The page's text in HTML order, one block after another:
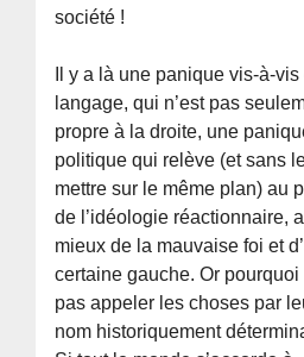
société !
Il y a là une panique vis-à-vis
langage, qui n’est pas
propre à la droite, une
politique qui relève (et sans
mettre sur le même plan) au
de l’idéologie réactionnaire,
mieux de la mauvaise foi et
certaine gauche. Or pourquoi
pas appeler les choses par
nom historiquement